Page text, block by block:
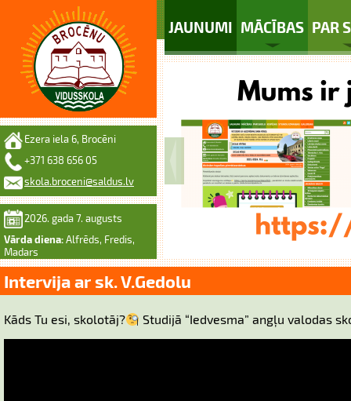
JAUNUMI MĀCĪBAS PAR
Ezera iela 6, Brocēni
+371 638 656 05
skola.broceni@saldus.lv
2026. gada 7. augusts
Vārda diena: Alfrēds, Fredis,
Madars
Intervija ar sk. V.Gedolu
Kāds Tu esi, skolotāj? Studijā “Iedvesma” angļu valodas